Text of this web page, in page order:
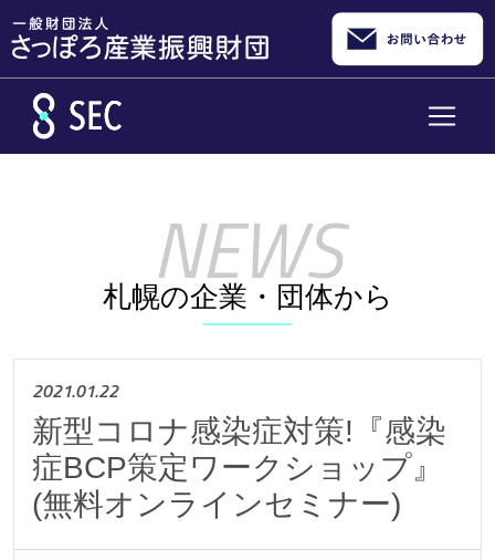
札幌の企業・団体から
2021.01.22
新型コロナ感染症対策!『感染
症BCP策定ワークショップ』
(無料オンラインセミナー)